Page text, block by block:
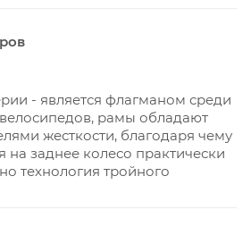
- является флагманом среди
рамы обладают
жесткости, благодаря чему
на заднее колесо практически
технология тройного